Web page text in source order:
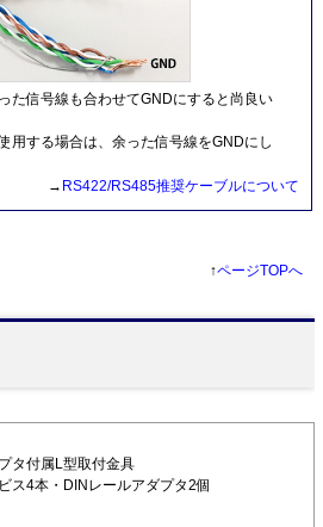
た信号線も合わせてGNDにすると尚良い
用する場合は、余った信号線をGNDにし
→ RS422/RS485推奨ケーブルについて
↑ページTOPへ
タ付属L型取付金具
ス4本・DINレールアダプタ2個